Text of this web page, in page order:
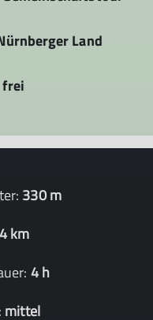
Land
frei
330 m
km
4 h
mittel